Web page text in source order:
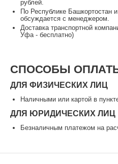
рублей.
По Республике Башкортостан
обсуждается с менеджером.
Доставка транспортной
Уфа - бесплатно)
СПОСОБЫ
ДЛЯ ФИЗИЧЕСКИХ ЛИЦ
Наличными или картой в
ДЛЯ ЮРИДИЧЕСКИХ ЛИЦ
Безналичным платежом на